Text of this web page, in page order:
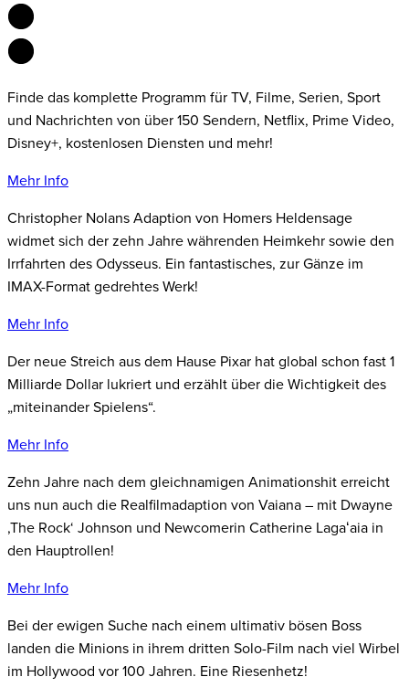
Finde das komplette Programm für TV, Filme, Serien, Sport
und Nachrichten von über 150 Sendern, Netflix, Prime Video,
Disney+, kostenlosen Diensten und mehr!
Mehr Info
Christopher Nolans Adaption von Homers Heldensage
widmet sich der zehn Jahre währenden Heimkehr sowie den
Irrfahrten des Odysseus. Ein fantastisches, zur Gänze im
IMAX-Format gedrehtes Werk!
Mehr Info
Der neue Streich aus dem Hause Pixar hat global schon fast 1
Milliarde Dollar lukriert und erzählt über die Wichtigkeit des
„miteinander Spielens“.
Mehr Info
Zehn Jahre nach dem gleichnamigen Animationshit erreicht
uns nun auch die Realfilmadaption von Vaiana – mit Dwayne
,The Rock‘ Johnson und Newcomerin Catherine Lagaʻaia in
den Hauptrollen!
Mehr Info
Bei der ewigen Suche nach einem ultimativ bösen Boss
landen die Minions in ihrem dritten Solo-Film nach viel Wirbel
im Hollywood vor 100 Jahren. Eine Riesenhetz!